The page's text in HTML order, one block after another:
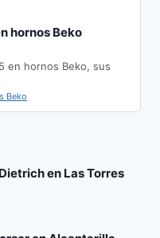
hornos Beko
en hornos Beko, sus
Beko
en Las Torres